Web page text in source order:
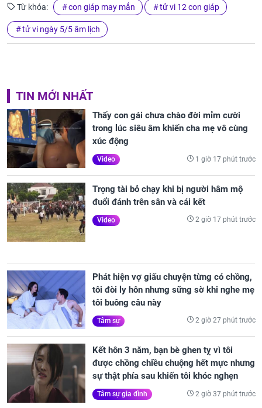
Từ khóa: con giáp may mắn tử vi 12 con giáp
tử vi ngày 5/5 âm lịch
TIN MỚI NHẤT
Thấy con gái chưa chào đời mỉm cười
trong lúc siêu âm khiến cha mẹ vô cùng
xúc động
Video 1 giờ 17 phút trước
Trọng tài bỏ chạy khi bị người hâm mộ
đuổi đánh trên sân và cái kết
Video 2 giờ 17 phút trước
Phát hiện vợ giấu chuyện từng có chồng,
tôi đòi ly hôn nhưng sững sờ khi nghe mẹ
tôi buông câu này
Tâm sự 2 giờ 27 phút trước
Kết hôn 3 năm, bạn bè ghen tỵ vì tôi
được chồng chiều chuộng hết mực nhưng
sự thật phía sau khiến tôi khóc nghẹn
Tâm sự gia đình 2 giờ 37 phút trước